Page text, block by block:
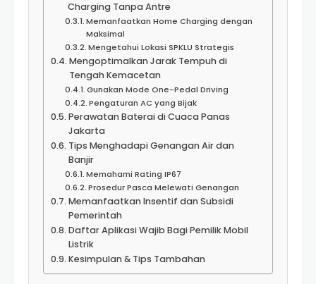
Charging Tanpa Antre
Memanfaatkan Home Charging dengan
Maksimal
Mengetahui Lokasi SPKLU Strategis
Mengoptimalkan Jarak Tempuh di
Tengah Kemacetan
Gunakan Mode One-Pedal Driving
Pengaturan AC yang Bijak
Perawatan Baterai di Cuaca Panas
Jakarta
Tips Menghadapi Genangan Air dan
Banjir
Memahami Rating IP67
Prosedur Pasca Melewati Genangan
Memanfaatkan Insentif dan Subsidi
Pemerintah
Daftar Aplikasi Wajib Bagi Pemilik Mobil
Listrik
Kesimpulan & Tips Tambahan